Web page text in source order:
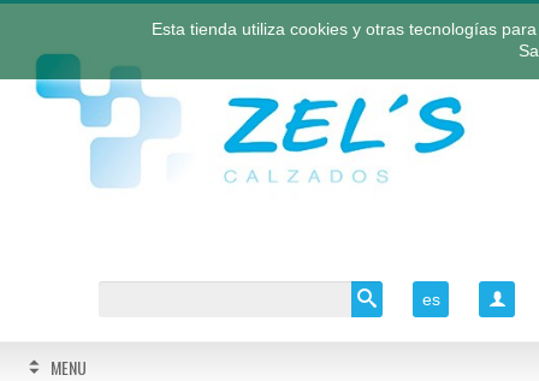

es
MENU
Esta tienda utiliza cookies y otras tecnologías